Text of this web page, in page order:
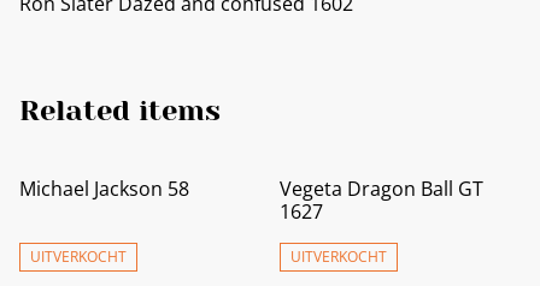
Related items
Michael Jackson 58
UITVERKOCHT
Vegeta Dragon Ball GT
1627
UITVERKOCHT